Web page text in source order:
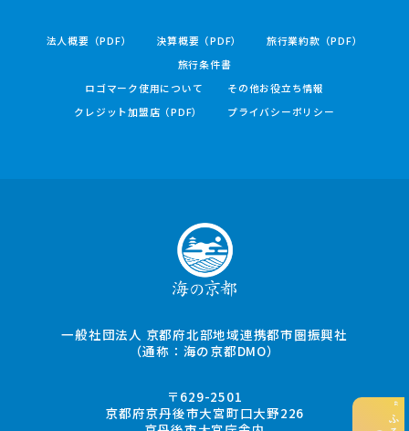
法人概要（PDF） 決算概要（PDF）
旅行業約款（PDF）
旅行条件書
ロゴマーク使用について
その他お役立ち情報
クレジット加盟店（PDF）
プライバシーポリシー
一般社団法人 京都府北部地域連携都市圏振興社
（通称：海の京都DMO）
〒629-2501
京都府京丹後市大宮町口大野226